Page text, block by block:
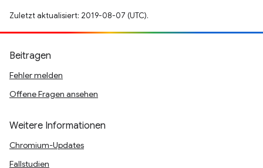
Zuletzt aktualisiert: 2019-08-07 (UTC).
Beitragen
Fehler melden
Offene Fragen ansehen
Weitere Informationen
Chromium-Updates
Fallstudien